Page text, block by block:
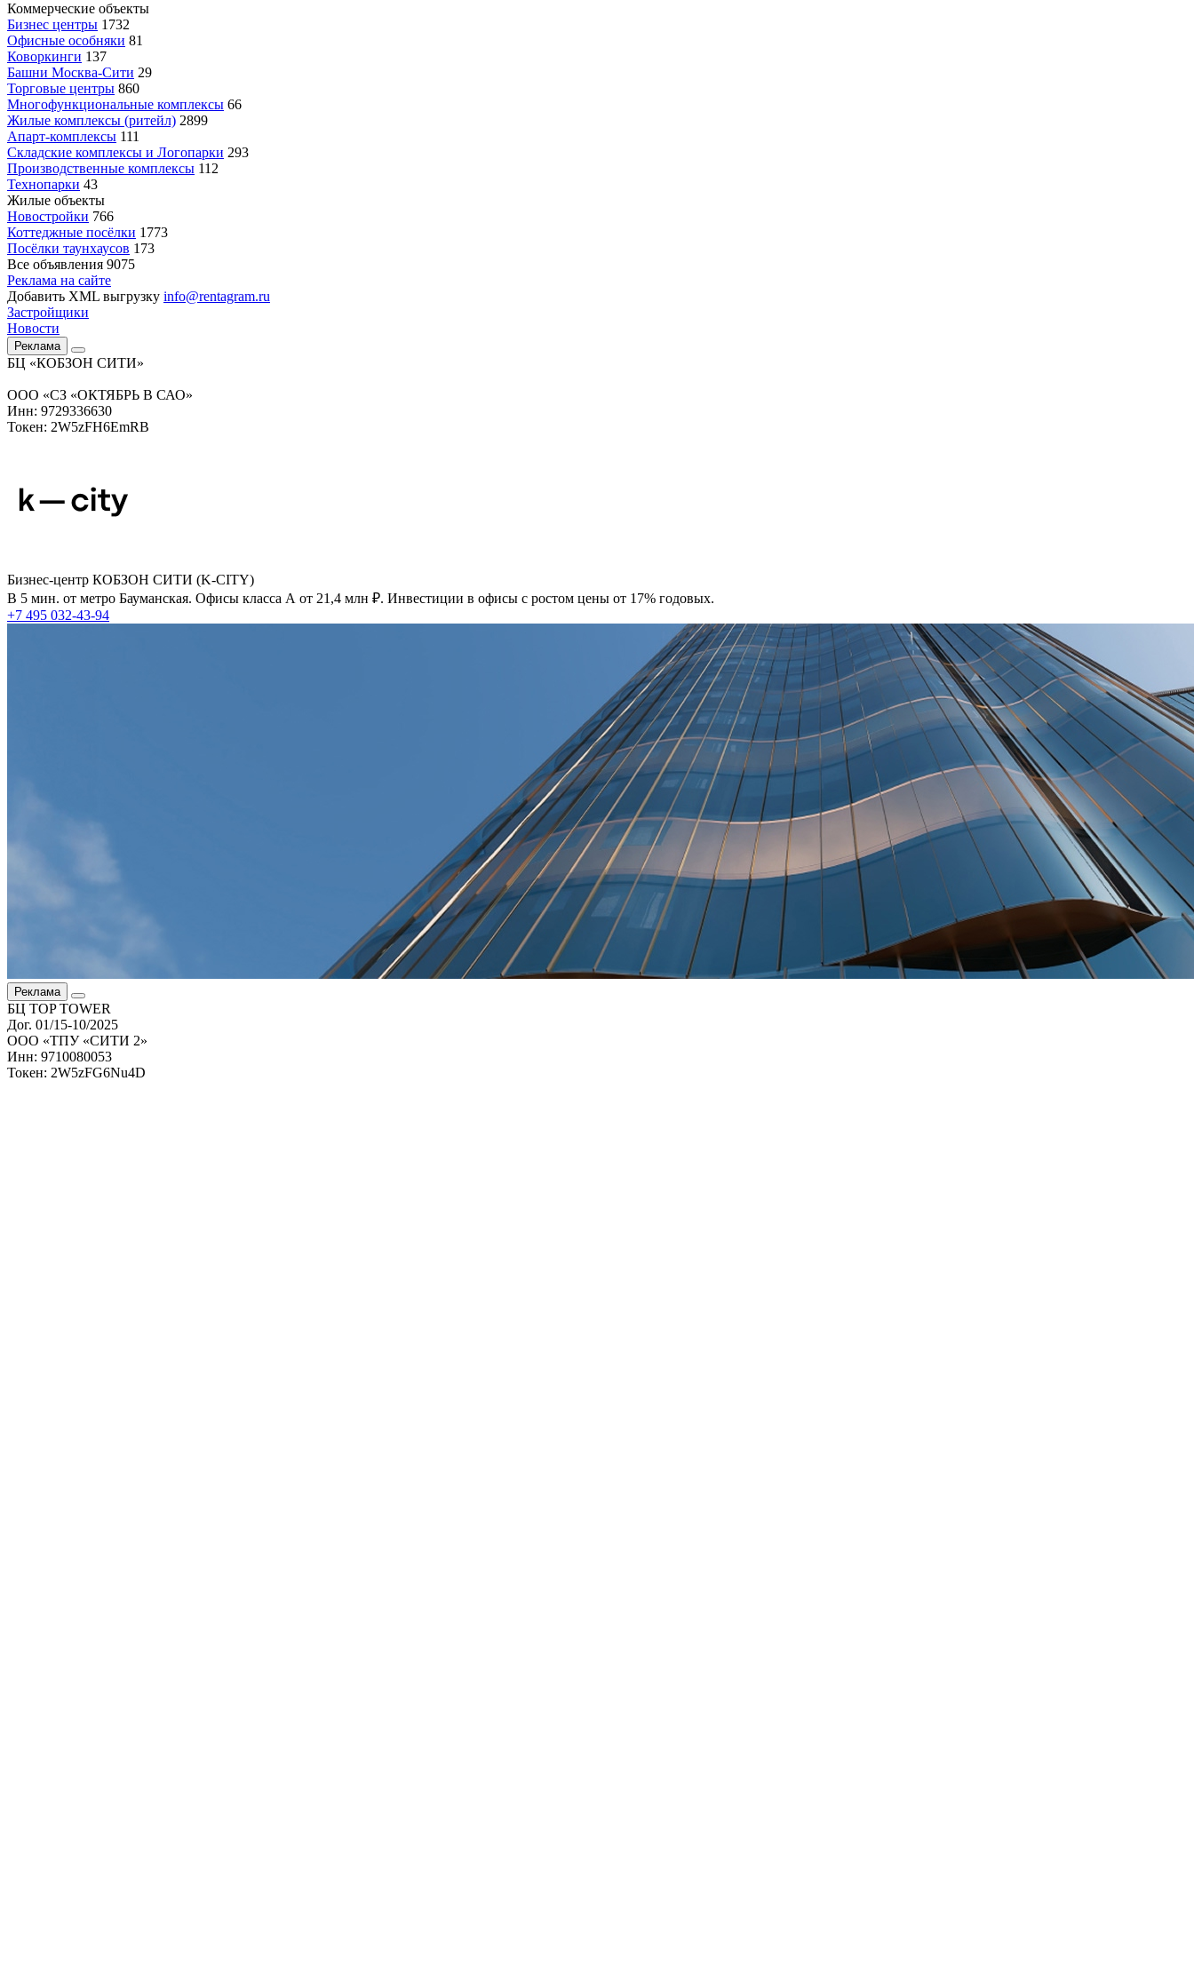
Коммерческие объекты
Бизнес центры 1732
Офисные особняки 81
Коворкинги 137
Башни Москва-Сити 29
Торговые центры 860
Многофункциональные комплексы 66
Жилые комплексы (ритейл) 2899
Апарт-комплексы 111
Складские комплексы и Логопарки 293
Производственные комплексы 112
Технопарки 43
Жилые объекты
Новостройки 766
Коттеджные посёлки 1773
Посёлки таунхаусов 173
Все объявления 9075
Реклама на сайте
Добавить XML выгрузку info@rentagram.ru
Застройщики
Новости
Реклама
БЦ «КОБЗОН СИТИ»
ООО «СЗ «ОКТЯБРЬ В САО»
Инн: 9729336630
Токен: 2W5zFH6EmRB
Бизнес-центр КОБЗОН СИТИ (K-CITY)
В 5 мин. от метро Бауманская. Офисы класса А от 21,4 млн ₽. Инвестиции в офисы с ростом цены от 17% годовых.
+7 495 032-43-94
Реклама
БЦ TOP TOWER
Дог. 01/15-10/2025
ООО «ТПУ «СИТИ 2»
Инн: 9710080053
Токен: 2W5zFG6Nu4D